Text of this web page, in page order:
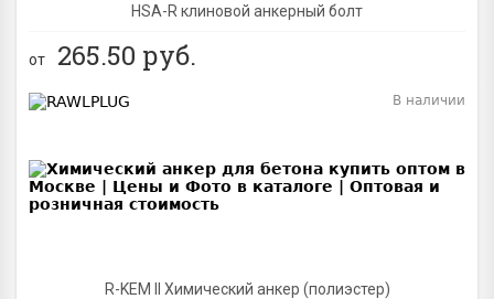
HSA-R клиновой анкерный болт
от 265.50 руб.
R-KEM II Химический анкер (полиэстер)
В наличии